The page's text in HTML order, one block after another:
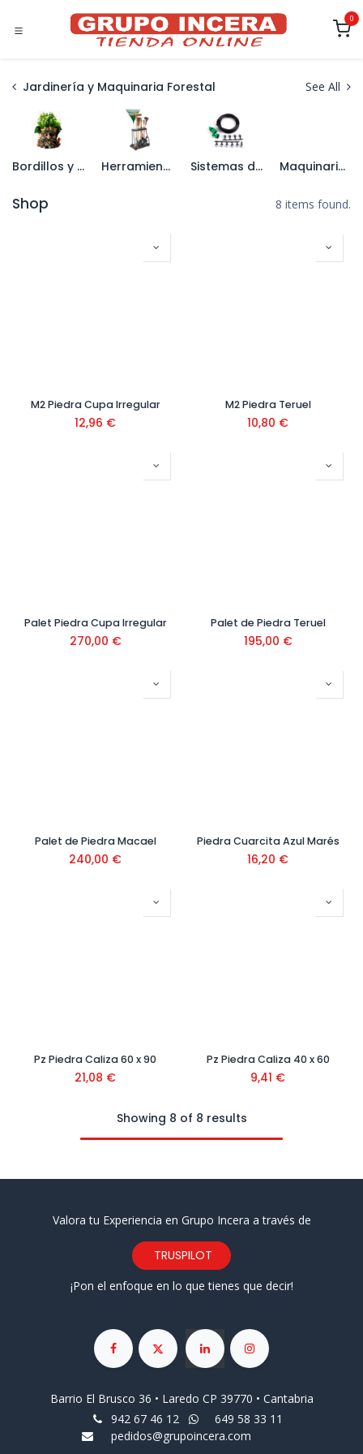
0
Jardinería y Maquinaria Forestal See All
Bordillos y Decoración de Jardín Herramienta de Jardín Sistemas de Riego Maquinaria de Jardín
Shop 8 items found.
M2 Piedra Cupa Irregular
12,96 €
M2 Piedra Teruel
10,80 €
Palet Piedra Cupa Irregular
270,00 €
Palet de Piedra Teruel
195,00 €
Palet de Piedra Macael
240,00 €
Piedra Cuarcita Azul Marés
16,20 €
Pz Piedra Caliza 60 x 90
21,08 €
Pz Piedra Caliza 40 x 60
9,41 €
Showing 8 of 8 results
Valora tu Experiencia en Grupo Incera a través de
TRUSPILOT
¡Pon el enfoque en lo que tienes que decir!
Barrio El Brusco 36 • Laredo CP 39770 • Cantabria
942 67 46 12
649 58 33 11
pedidos@grupoincera.com